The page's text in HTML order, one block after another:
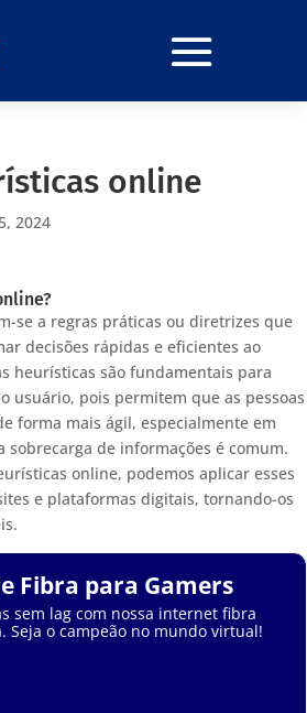
online
2024
se a regras práticas ou diretrizes que
decisões rápidas e eficientes ao
heurísticas são fundamentais para
usuário, pois permitem que as pessoas
forma mais ágil, especialmente em
de informações é comum.
online, podemos aplicar esses
e plataformas digitais, tornando-os
Fibra para Gamers
sem lag com nossa internet fibra
Seja o campeão no mundo virtual!